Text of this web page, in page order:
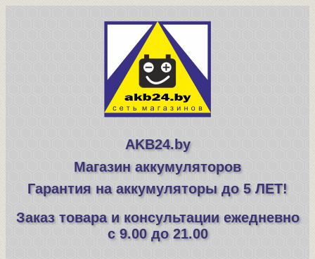
AKB24.by
Магазин аккумуляторов
Гарантия на аккумуляторы до 5 ЛЕТ!
Заказ товара и консультации ежедневно
с 9.00 до 21.00